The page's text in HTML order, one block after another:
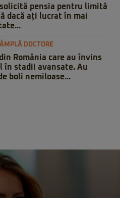
solicită pensia pentru limită
dacă ați lucrat în mai
DOCTORE
România care au învins
în stadii avansate. Au
boli nemiloase...